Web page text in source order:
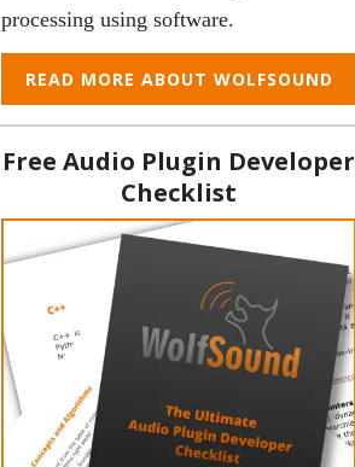
processing using software.
READ MORE ABOUT WOLFSOUND
Free Audio Plugin Developer
Checklist